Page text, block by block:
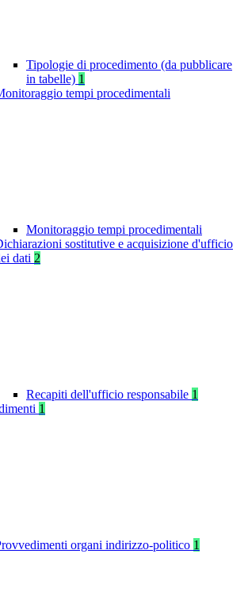
Tipologie di procedimento (da pubblicare
in tabelle) 1
tempi procedimentali
Monitoraggio tempi procedimentali
sostitutive e acquisizione d'ufficio
dati 2
Recapiti dell'ufficio responsabile 1
1
organi indirizzo-politico 1